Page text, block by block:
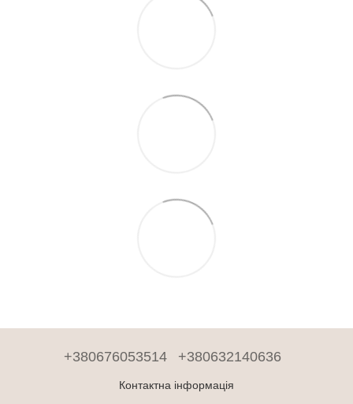
+380676053514 +380632140636
Контактна інформація